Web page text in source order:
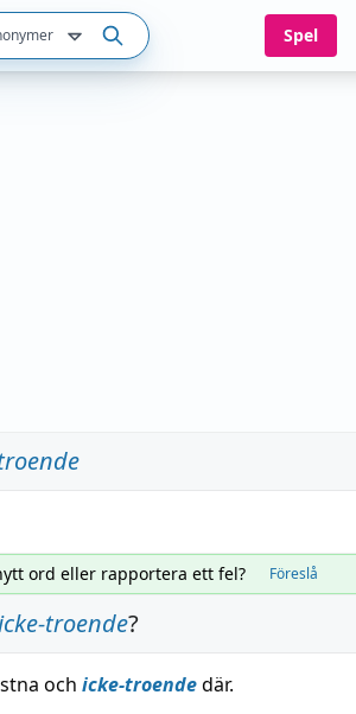
Spel
ord eller rapportera ett fel? Föreslå
troende?
och icke-troendedär.